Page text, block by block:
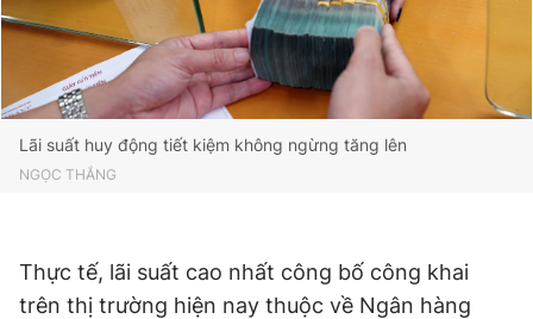
Lãi suất huy động tiết kiệm không ngừng tăng lên
NGỌC THẮNG
Thực tế, lãi suất cao nhất công bố công khai
trên thị trường hiện nay thuộc về Ngân hàng